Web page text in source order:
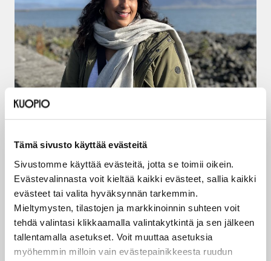
Tämä sivusto käyttää evästeitä
Sivustomme käyttää evästeitä, jotta se toimii oikein.
Evästevalinnasta voit kieltää kaikki evästeet, sallia kaikki
evästeet tai valita hyväksynnän tarkemmin.
Mieltymysten, tilastojen ja markkinoinnin suhteen voit
tehdä valintasi klikkaamalla valintakytkintä ja sen jälkeen
tallentamalla asetukset. Voit muuttaa asetuksia
myöhemmin milloin vain evästepainikkeesta ruudun
05.08.2026
LUE ARTIKKELI